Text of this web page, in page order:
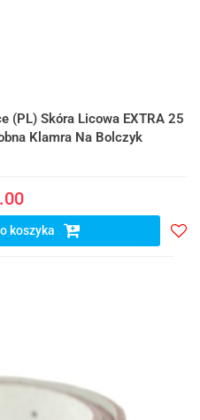
(PL) Skóra Licowa EXTRA 25
Klamra Na Bolczyk
koszyka